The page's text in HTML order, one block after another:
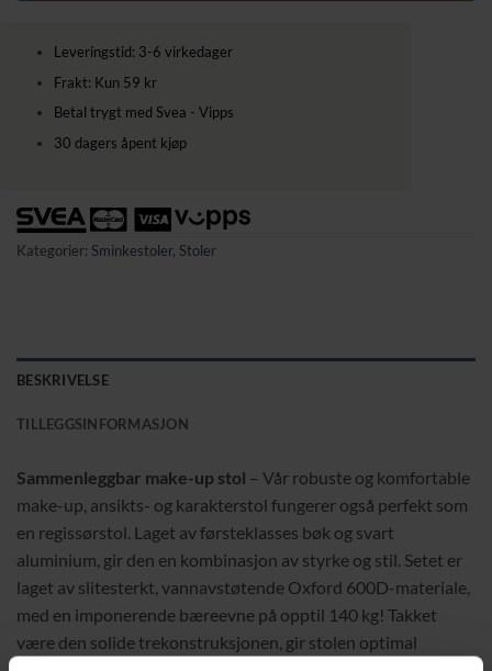
Leveringstid: 3-6 virkedager
Frakt: Kun 59 kr
Betal trygt med Svea - Vipps
30 dagers åpent kjøp
Kategorier: Sminkestoler, Stoler
BESKRIVELSE
TILLEGGSINFORMASJON
Sammenleggbar make-up stol – Vår robuste og komfortable
make-up, ansikts- og karakterstol fungerer også perfekt som
en regissørstol. Laget av førsteklasses bøk og svart
aluminium, gir den en kombinasjon av styrke og stil. Setet er
laget av slitesterkt, vannavstøtende Oxford 600D-materiale,
med en imponerende bæreevne på opptil 140 kg! Takket
være den solide trekonstruksjonen, gir stolen optimal